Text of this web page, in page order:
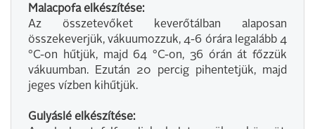
Malacpofa elkészítése:
Az összetevőket keverőtálban alaposan
összekeverjük, vákuumozzuk, 4-6 órára legalább 4
°C-on hűtjük, majd 64 °C-on, 36 órán át főzzük
vákuumban. Ezután 20 percig pihentetjük, majd
jeges vízben kihűtjük.
Gulyáslé elkészítése: